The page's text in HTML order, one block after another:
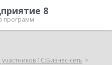
8
программ
1С:Бизнес-сеть